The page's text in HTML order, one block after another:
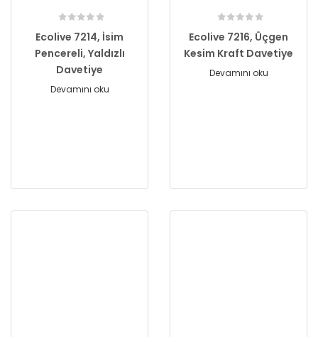
Ecolive 7214, İsim
Pencereli, Yaldızlı
Davetiye
Devamını oku
Ecolive 7216, Üçgen
Kesim Kraft Davetiye
Devamını oku